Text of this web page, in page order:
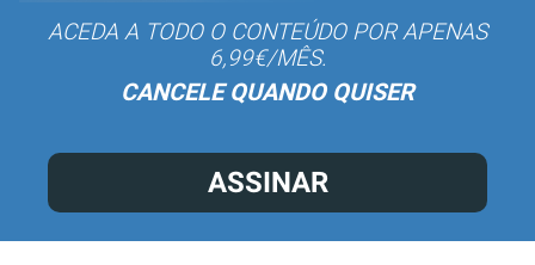
ACEDA A TODO O CONTEÚDO POR APENAS
6,99€/MÊS.
CANCELE QUANDO QUISER
ASSINAR